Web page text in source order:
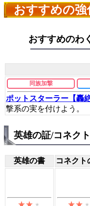
おすすめの強
おすすめのわ
同族加撃
ポットスターラー【轟絶
撃系の実を付けよう。
英雄の証/コネク
英雄の書 コネクト